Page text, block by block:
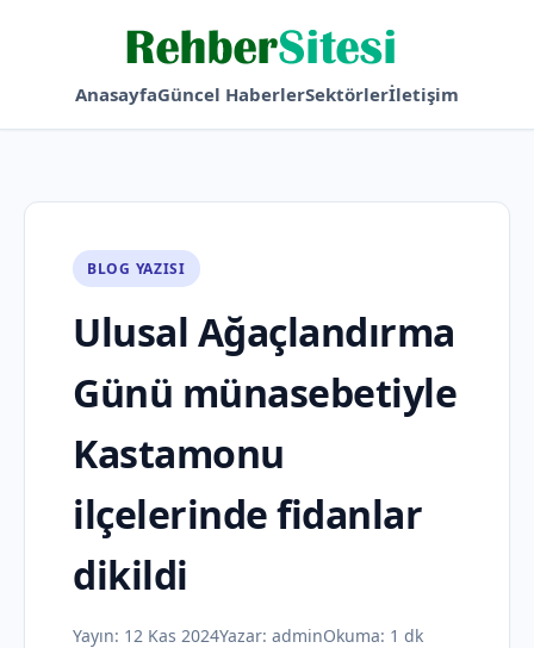
AnasayfaGüncel HaberlerSektörlerİletişim
BLOG YAZISI
Ulusal Ağaçlandırma
Günü münasebetiyle
Kastamonu
ilçelerinde fidanlar
dikildi
Yayın: 12 Kas 2024Yazar: adminOkuma: 1 dk